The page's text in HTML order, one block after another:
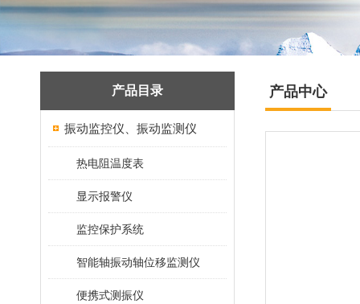
产品目录
振动监控仪、振动监测仪
热电阻温度表
显示报警仪
监控保护系统
智能轴振动轴位移监测仪
便携式测振仪
产品中心